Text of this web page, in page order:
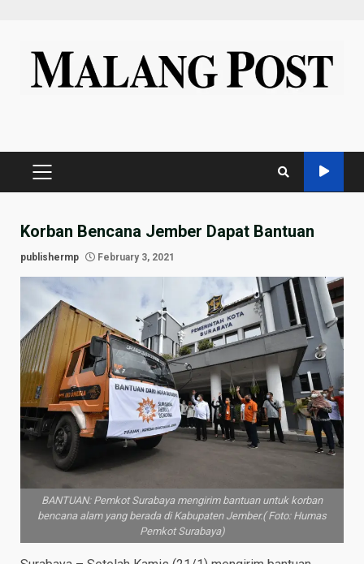
content
PRIMARY
Korban Bencana Jember Dapat Bantuan
publishermp February 3, 2021
BANTUAN: Pemkot Surabaya mengirim bantuan untuk korban
bencana alam yang berada di Kabupaten Jember.( Foto: Humas
Pemkot Surabaya)